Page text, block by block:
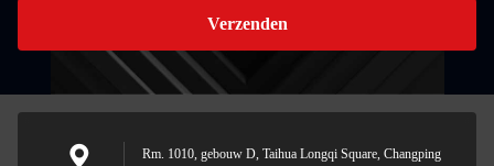
Verzenden
Rm. 1010, gebouw D, Taihua Longqi Square, Changping